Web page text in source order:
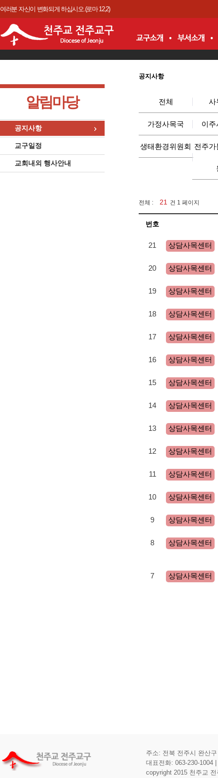
여러분 자신이 변화되게 하십시오.(로마 12,2)
알림마당
공지사항
교구일정
교회내외 행사안내
공지사항
전체 사
가정사목국 이주
생태환경위원회 전주
전체 : 21 건 1 페이지
번호
21 상담사목센터
20 상담사목센터
19 상담사목센터
18 상담사목센터
17 상담사목센터
16 상담사목센터
15 상담사목센터
14 상담사목센터
13 상담사목센터
12 상담사목센터
11 상담사목센터
10 상담사목센터
9 상담사목센터
8 상담사목센터
7 상담사목센터
주소: 전북 전주시 완산
대표전화: 063-230-1004
copyright 2015 천주교